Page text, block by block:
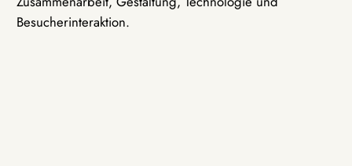
Besucherinteraktion.